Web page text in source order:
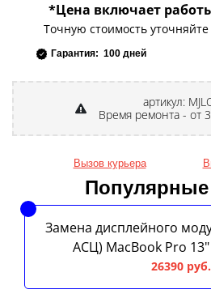
*Цена включает
Точную стоимость
Гарантия: 100 дней
артикул:
Время ремонта - от
Вызов курьера
Популярные
Замена дисплейного
АСЦ) MacBook Pro 13"
26390 руб.